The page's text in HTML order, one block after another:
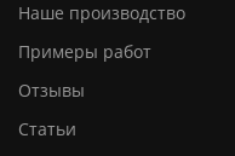
Наше производство
Примеры работ
Отзывы
Статьи